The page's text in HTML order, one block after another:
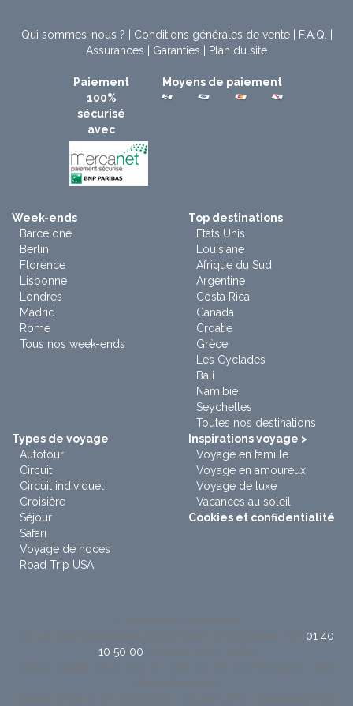
Qui sommes-nous ? Conditions générales de vente| F.A.Q.
Assurances
Garanties Plan du site
Paiement
100%
sécurisé
avec
Moyens de paiement
Week-ends
Barcelone
Berlin
Florence
Lisbonne
Londres
Madrid
Rome
Tous nos week-ends
Top destinations
Etats Unis
Louisiane
Afrique du Sud
Argentine
Costa Rica
Canada
Croatie
Grèce
Les Cyclades
Bali
Namibie
Seychelles
Toutes nos destinations
Types de voyage
Autotour
Circuit
Circuit individuel
Croisière
Séjour
Safari
Voyage de noces
Road Trip USA
Inspirations voyage >
Voyage en famille
Voyage en amoureux
Voyage de luxe
Vacances au soleil
Cookies et confidentialité
01 40
10 50 00